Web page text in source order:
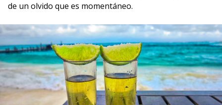
de un olvido que es momentáneo.